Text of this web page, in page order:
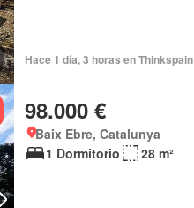
Hace 1 día, 3 horas en Thinkspain
98.000 €
Baix Ebre, Catalunya
1 Dormitorio
28 m²